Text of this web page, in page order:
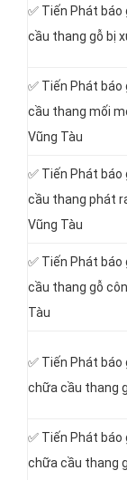
✅ Tiến Phát báo
cầu thang gỗ bị
✅ Tiến Phát báo
cầu thang mối
Vũng Tàu
✅ Tiến Phát báo
cầu thang phát
Vũng Tàu
✅ Tiến Phát báo
cầu thang gỗ
Tàu
✅ Tiến Phát báo
chữa cầu thang
✅ Tiến Phát báo
chữa cầu thang